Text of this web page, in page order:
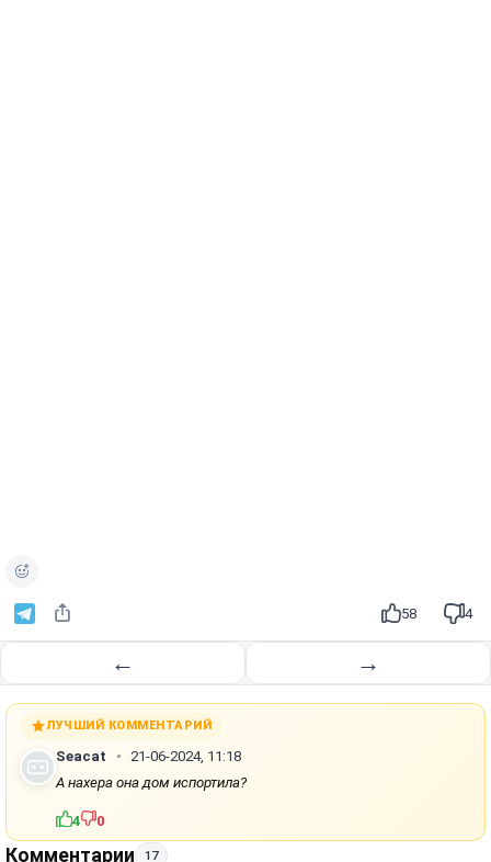
58 4
← →
ЛУЧШИЙ КОММЕНТАРИЙ
Seacat
21-06-2024, 11:18
А нахера она дом испортила?
4 0
Комментарии 17